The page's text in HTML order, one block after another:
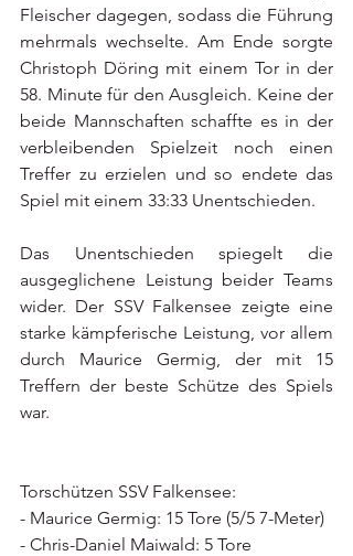
Fleischer dagegen, sodass die Führung
mehrmals wechselte. Am Ende sorgte
Christoph Döring mit einem Tor in der
58. Minute für den Ausgleich. Keine der
beide Mannschaften schaffte es in der
verbleibenden Spielzeit noch einen
Treffer zu erzielen und so endete das
Spiel mit einem 33:33 Unentschieden.
Das Unentschieden spiegelt die
ausgeglichene Leistung beider Teams
wider. Der SSV Falkensee zeigte eine
starke kämpferische Leistung, vor allem
durch Maurice Germig, der mit 15
Treffern der beste Schütze des Spiels
war.
Torschützen SSV Falkensee:
- Maurice Germig: 15 Tore (5/5 7-Meter)
- Chris-Daniel Maiwald: 5 Tore